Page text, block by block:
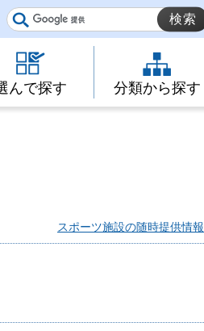
んで探す 分類から探す
スポーツ施設の随時提供情報